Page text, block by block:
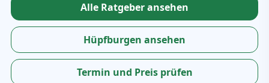
Alle Ratgeber ansehen
Hüpfburgen ansehen
Termin und Preis prüfen